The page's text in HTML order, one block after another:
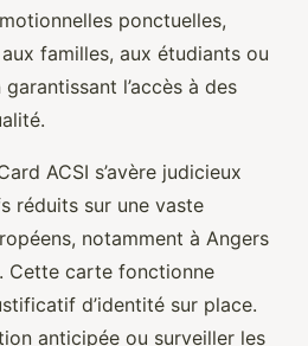
ponctuelles,
familles, aux étudiants ou
l’accès à des
ACSI s’avère judicieux
réduits sur une vaste
notamment à Angers
Cette carte fonctionne
d’identité sur place.
anticipée ou surveiller les